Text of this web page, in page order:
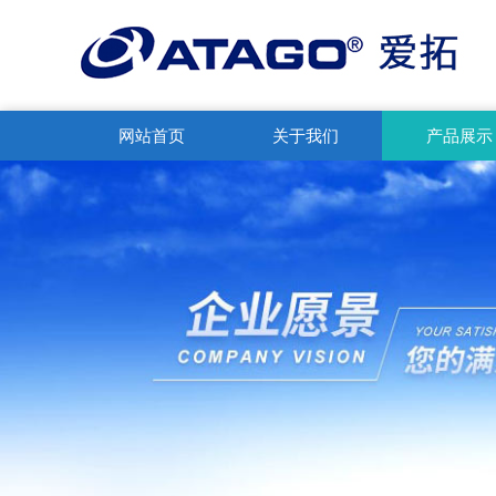
网站首页 关于我们 产品展示